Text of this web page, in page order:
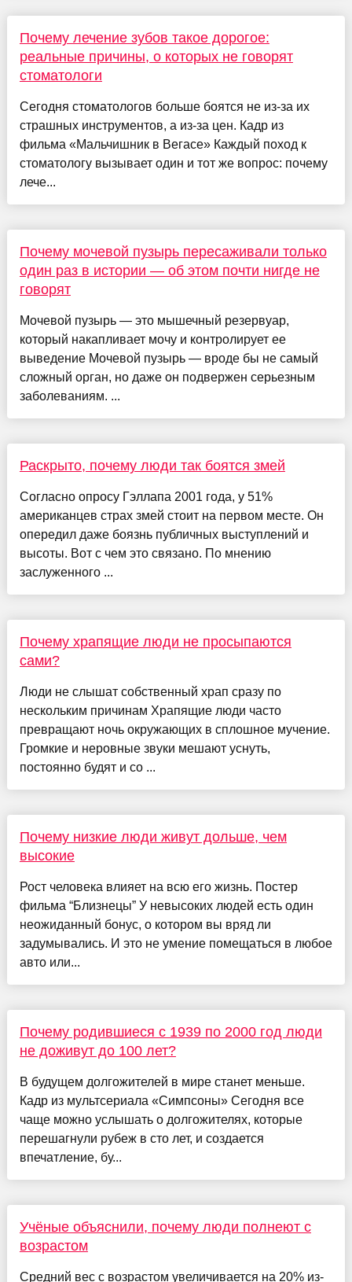
Почему лечение зубов такое дорогое:
реальные причины, о которых не говорят
стоматологи
Сегодня стоматологов больше боятся не из-за их
страшных инструментов, а из-за цен. Кадр из
фильма «Мальчишник в Вегасе» Каждый поход к
стоматологу вызывает один и тот же вопрос: почему
лече...
Почему мочевой пузырь пересаживали только
один раз в истории — об этом почти нигде не
говорят
Мочевой пузырь — это мышечный резервуар,
который накапливает мочу и контролирует ее
выведение Мочевой пузырь — вроде бы не самый
сложный орган, но даже он подвержен серьезным
заболеваниям. ...
Раскрыто, почему люди так боятся змей
Согласно опросу Гэллапа 2001 года, у 51%
американцев страх змей стоит на первом месте. Он
опередил даже боязнь публичных выступлений и
высоты. Вот с чем это связано. По мнению
заслуженного ...
Почему храпящие люди не просыпаются
сами?
Люди не слышат собственный храп сразу по
нескольким причинам Храпящие люди часто
превращают ночь окружающих в сплошное мучение.
Громкие и неровные звуки мешают уснуть,
постоянно будят и со ...
Почему низкие люди живут дольше, чем
высокие
Рост человека влияет на всю его жизнь. Постер
фильма “Близнецы” У невысоких людей есть один
неожиданный бонус, о котором вы вряд ли
задумывались. И это не умение помещаться в любое
авто или...
Почему родившиеся с 1939 по 2000 год люди
не доживут до 100 лет?
В будущем долгожителей в мире станет меньше.
Кадр из мультсериала «Симпсоны» Сегодня все
чаще можно услышать о долгожителях, которые
перешагнули рубеж в сто лет, и создается
впечатление, бу...
Учёные объяснили, почему люди полнеют с
возрастом
Средний вес с возрастом увеличивается на 20% из-